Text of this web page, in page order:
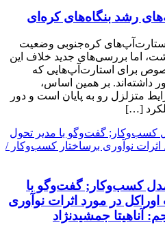
رشد بنگاه‌های کره‌ای‌
کره‌جنوبی وضعیت
نخواهند داشت، اما بررسی‌های جدید خلاف این
برای استارت‌آپ‌هایی که
داشته‌اند. بر همین اساس،
متزلزل رو به پایان است و دور
[…]
کسب‌و‌کار; گفت‌وگو با
در مورد اثرات نوآوری
آناهیتا جمشیدنژاد